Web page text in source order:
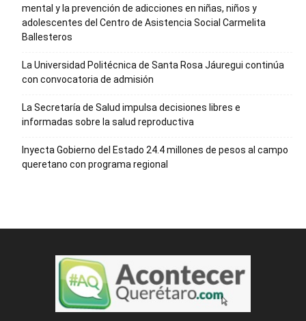
mental y la prevención de adicciones en niñas, niños y
adolescentes del Centro de Asistencia Social Carmelita
Ballesteros
La Universidad Politécnica de Santa Rosa Jáuregui continúa
con convocatoria de admisión
La Secretaría de Salud impulsa decisiones libres e
informadas sobre la salud reproductiva
Inyecta Gobierno del Estado 24.4 millones de pesos al campo
queretano con programa regional